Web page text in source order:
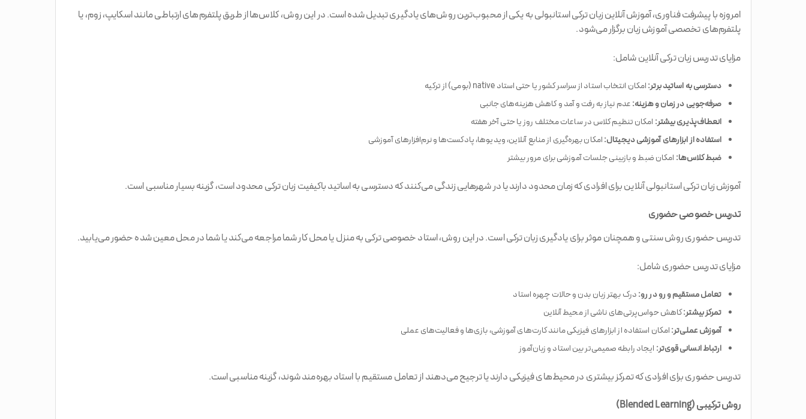
امروزه با پیشرفت فناوری، آموزش آنلاین زبان ترکی استانبولی به یکی از محبوب‌ترین روش‌های یادگیری تبدیل شده است. در این روش، کلاس‌ها از طریق پلتفرم‌های ارتباطی مانند اسکایپ، زوم، یا
پلتفرم‌های تخصصی آموزش زبان برگزار می‌شود.
مزایای تدریس زبان ترکی آنلاین شامل:
دسترسی به اساتید برتر:امکان انتخاب استاد از سراسر کشور یا حتی استاد native (بومی) از ترکیه
صرفه‌جویی در زمان و هزینه:عدم نیاز به رفت و آمد و کاهش هزینه‌های جانبی
انعطاف‌پذیری بیشتر: امکان تنظیم کلاس در ساعات مختلف روز یا حتی آخر هفته
استفاده از ابزارهای آموزشی دیجیتال:امکان بهره‌گیری از منابع آنلاین، ویدیوها، پادکست‌ها و نرم‌افزارهای آموزشی
ضبط کلاس‌ها: امکان ضبط و بازبینی جلسات آموزشی برای مرور بیشتر
آموزش زبان ترکی استانبولی آنلاین برای افرادی که زمان محدود دارند یا در شهرهایی زندگی می‌کنند که دسترسی به اساتید باکیفیت زبان ترکی محدود است، گزینه بسیار مناسبی است.
تدریس خصوصی حضوری
تدریس حضوری روش سنتی و همچنان موثر برای یادگیری زبان ترکی است. در این روش، استاد خصوصی ترکی به منزل یا محل کار شما مراجعه می‌کند یا شما در محل معین شده حضور می‌یابید.
مزایای تدریس حضوری شامل:
تعامل مستقیم و رو در رو:درک بهتر زبان بدن و حالات چهره استاد
تمرکز بیشتر:کاهش حواس‌پرتی‌های ناشی از محیط آنلاین
آموزش عملی‌تر:امکان استفاده از ابزارهای فیزیکی مانند کارت‌های آموزشی، بازی‌ها و فعالیت‌های عملی
ارتباط انسانی قوی‌تر: ایجاد رابطه صمیمی‌تر بین استاد و زبان‌آموز
تدریس حضوری برای افرادی که تمرکز بیشتری در محیط‌های فیزیکی دارند یا ترجیح می‌دهند از تعامل مستقیم با استاد بهره‌مند شوند، گزینه مناسبی است.
روش ترکیبی (Blended Learning)